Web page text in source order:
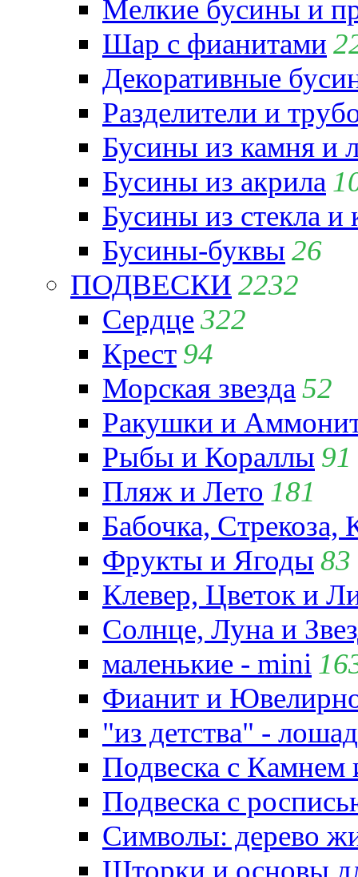
Мелкие бусины и
Шар с фианитами
Декоративные
Разделители и
Бусины из камня и
Бусины из акрила
Бусины из стекла и
Бусины-буквы 26
ПОДВЕСКИ 2232
Сердце322
Крест 94
Морская звезда 52
Ракушки и
Рыбы и Кораллы 91
Пляж и Лето 181
Бабочка,
Фрукты и Ягоды 83
Клевер, Цветок и
Солнце, Луна и
маленькие - mini
Фианит и
"из детства" -
Подвеска с
Подвеска с
Символы: дерево
Шторки и основы